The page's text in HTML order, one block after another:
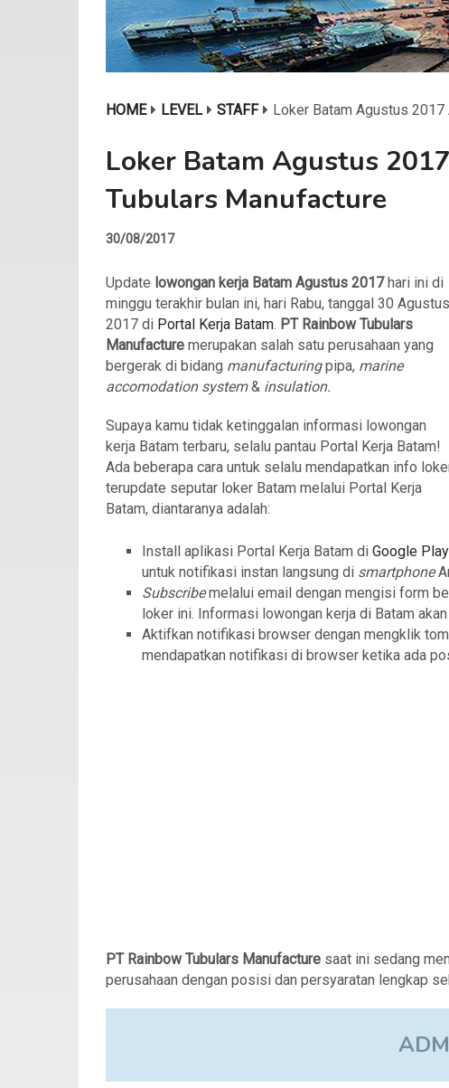
HOME LEVEL STAFF Loker Batam Agustus
Loker Batam Agustus
Tubulars Manufacture
30/08/2017
Update lowongan kerja Batam Agustus 2017hari ini di
minggu terakhir bulan ini, hari Rabu, tanggal 30 Agustus
2017 di Portal Kerja Batam. PT Rainbow Tubulars
Manufacture merupakan salah satu perusahaan yang
bergerak di bidang manufacturingpipa, marine
accomodation system& insulation.
Supaya kamu tidak ketinggalan informasi lowongan
kerja Batam terbaru, selalu pantau Portal Kerja Batam!
Ada beberapa cara untuk selalu mendapatkan info
terupdate seputar loker Batam melalui Portal Kerja
Batam, diantaranya adalah:
Install aplikasi Portal Kerja Batam di Google Play
untuk notifikasi instan langsung di smartphone
Subscribemelalui email dengan mengisi form
loker ini. Informasi lowongan kerja di Batam
Aktifkan notifikasi browser dengan mengklik
mendapatkan notifikasi di browser ketika ada
PT Rainbow Tubulars Manufacture saat ini sedang
perusahaan dengan posisi dan persyaratan lengkap